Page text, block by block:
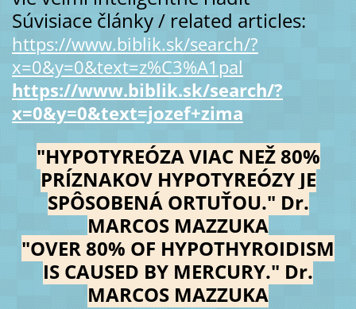
Súvisiace články / related articles:
https://www.biblik.sk/search/?
x=0&y=0&text=z%C3%A1pal
https://www.biblik.sk/search/?
x=0&y=0&text=jozef+zima
"HYPOTYREÓZA VIAC NEŽ 80%
PRÍZNAKOV HYPOTYREÓZY JE
SPÔSOBENÁ ORTUŤOU." Dr.
MARCOS MAZZUKA
"OVER 80% OF HYPOTHYROIDISM
IS CAUSED BY MERCURY." Dr.
MARCOS MAZZUKA